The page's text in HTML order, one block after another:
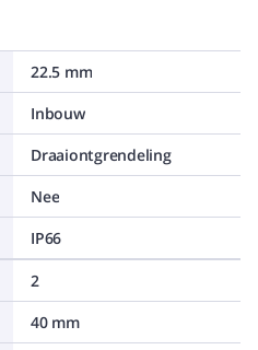
22.5 mm
Inbouw
Draaiontgrendeling
Nee
IP66
2
40 mm